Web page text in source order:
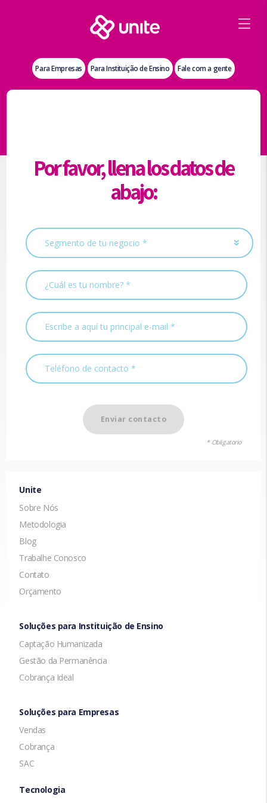
Para Empresas Para Instituição de Ensino Fale com a gente
Por favor, llena los datos de
abajo:
Enviar contacto
* Obligatorio
Unite
Sobre Nós
Metodologia
Blog
Trabalhe Conosco
Contato
Orçamento
Soluções para Instituição de Ensino
Captação Humanizada
Gestão da Permanência
Cobrança Ideal
Soluções para Empresas
Vendas
Cobrança
SAC
Tecnologia